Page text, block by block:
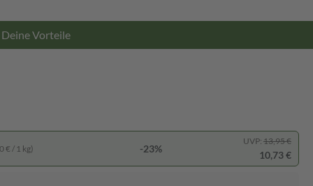
Deine Vorteile
€ / 1 kg) -23%
UVP: 13,95 €
10,73 €